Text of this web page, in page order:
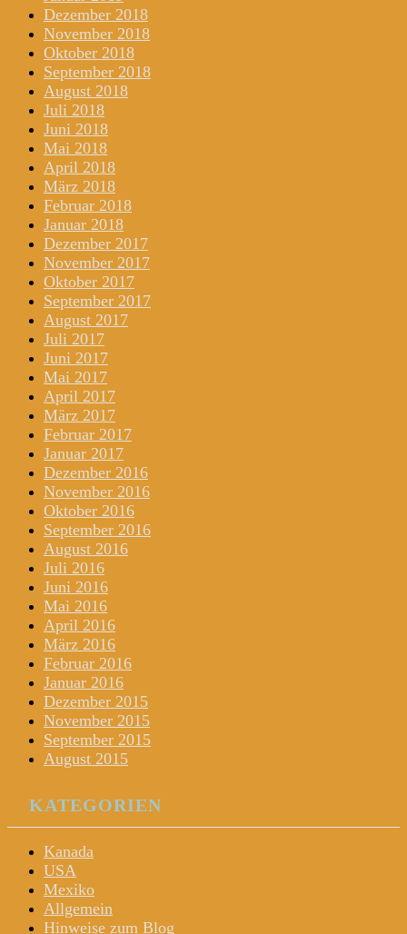
Dezember 2018
November 2018
Oktober 2018
September 2018
August 2018
Juli 2018
Juni 2018
Mai 2018
April 2018
März 2018
Februar 2018
Januar 2018
Dezember 2017
November 2017
Oktober 2017
September 2017
August 2017
Juli 2017
Juni 2017
Mai 2017
April 2017
März 2017
Februar 2017
Januar 2017
Dezember 2016
November 2016
Oktober 2016
September 2016
August 2016
Juli 2016
Juni 2016
Mai 2016
April 2016
März 2016
Februar 2016
Januar 2016
Dezember 2015
November 2015
September 2015
August 2015
KATEGORIEN
Kanada
USA
Mexiko
Allgemein
Hinweise zum Blog